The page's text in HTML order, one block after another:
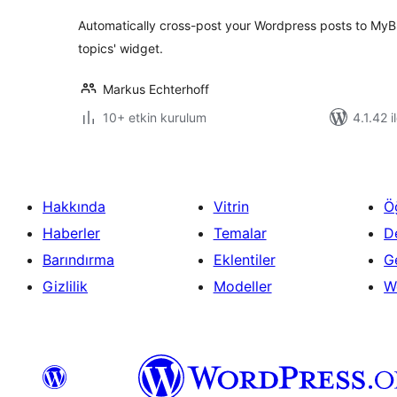
Automatically cross-post your Wordpress posts to
topics' widget.
Markus Echterhoff
10+ etkin kurulum
4.1.42
Hakkında
Haberler
Barındırma
Gizlilik
Vitrin
Temalar
Eklentiler
Modeller